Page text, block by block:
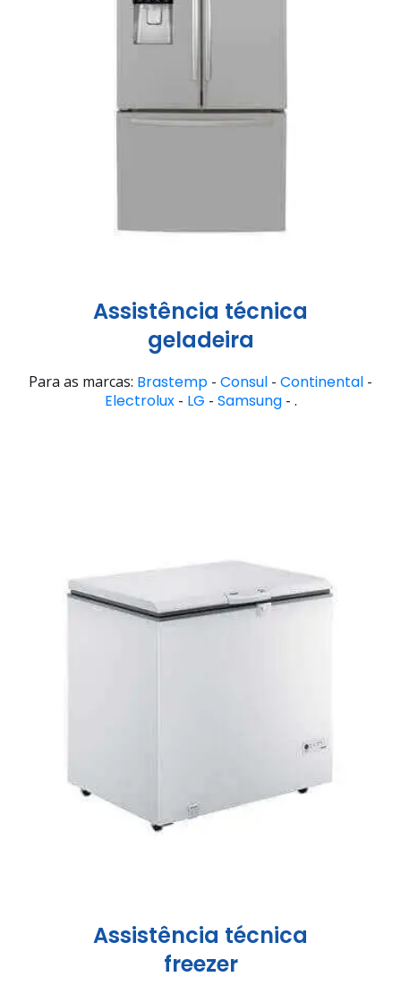
Assistência técnica
geladeira
Para as marcas: Brastemp - Consul - Continental -
Electrolux- LG - Samsung- .
Assistência técnica
freezer